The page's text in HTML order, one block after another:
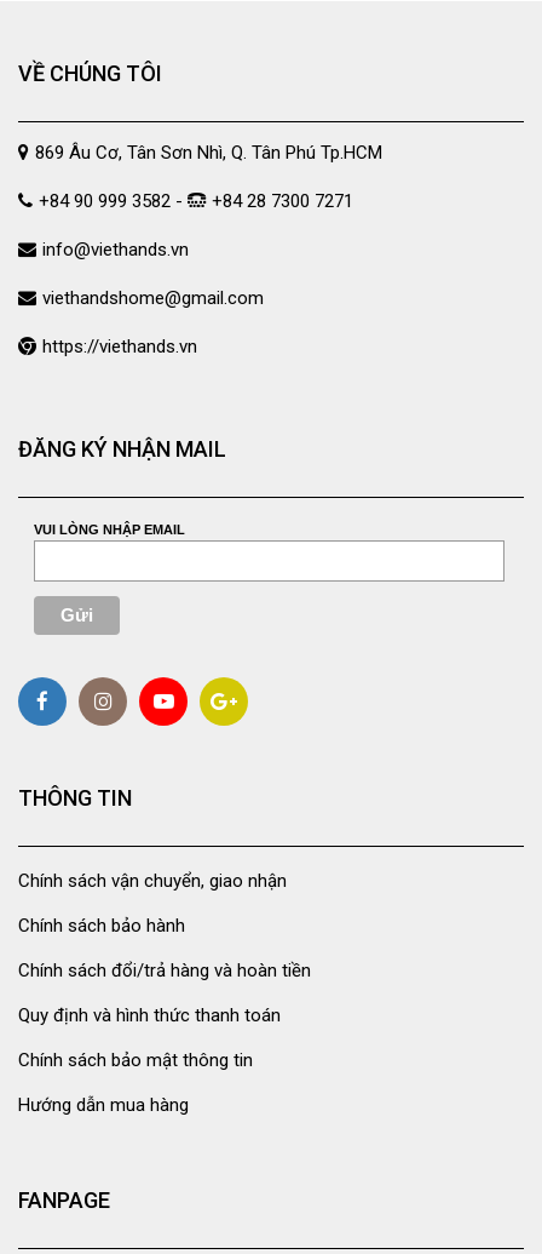
VỀ CHÚNG TÔI
869 Âu Cơ, Tân Sơn Nhì, Q. Tân Phú Tp.HCM
+84 90 999 3582 - +84 28 7300 7271
info@viethands.vn
viethandshome@gmail.com
https://viethands.vn
ĐĂNG KÝ NHẬN MAIL
VUI LÒNG NHẬP EMAIL
THÔNG TIN
Chính sách vận chuyển, giao nhận
Chính sách bảo hành
Chính sách đổi/trả hàng và hoàn tiền
Quy định và hình thức thanh toán
Chính sách bảo mật thông tin
Hướng dẫn mua hàng
FANPAGE